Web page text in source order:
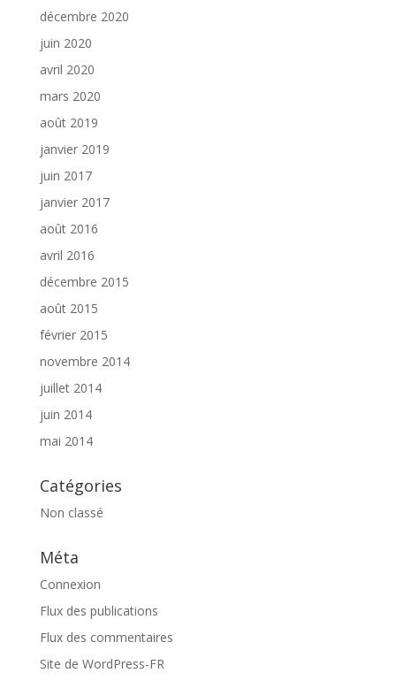
décembre 2020
juin 2020
avril 2020
mars 2020
août 2019
janvier 2019
juin 2017
janvier 2017
août 2016
avril 2016
décembre 2015
août 2015
février 2015
novembre 2014
juillet 2014
juin 2014
mai 2014
Catégories
Non classé
Méta
Connexion
Flux des publications
Flux des commentaires
Site de WordPress-FR